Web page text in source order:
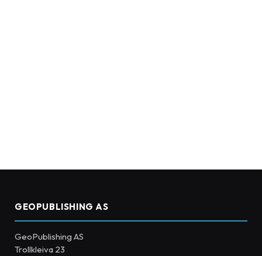
GEOPUBLISHING AS
GeoPublishing AS
Trollkleiva 23